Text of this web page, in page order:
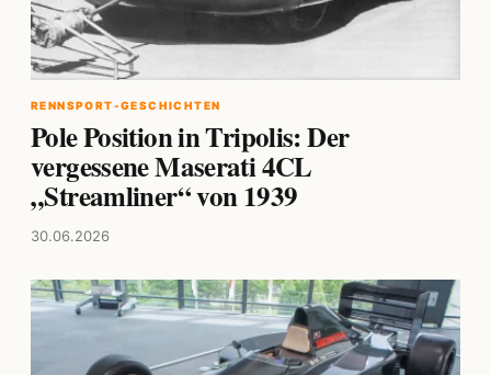
RENNSPORT-GESCHICHTEN
Pole Position in Tripolis: Der
vergessene Maserati 4CL
„Streamliner“ von 1939
30.06.2026